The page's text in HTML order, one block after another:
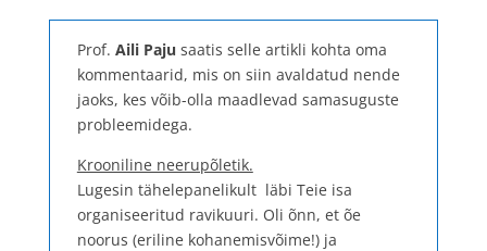
Prof. Aili Paju saatis selle artikli kohta oma
kommentaarid, mis on siin avaldatud nende
jaoks, kes võib-olla maadlevad samasuguste
probleemidega.
Krooniline neerupõletik.
Lugesin tähelepanelikult läbi Teie isa
organiseeritud ravikuuri. Oli õnn, et õe
noorus (eriline kohanemisvõime!) ja